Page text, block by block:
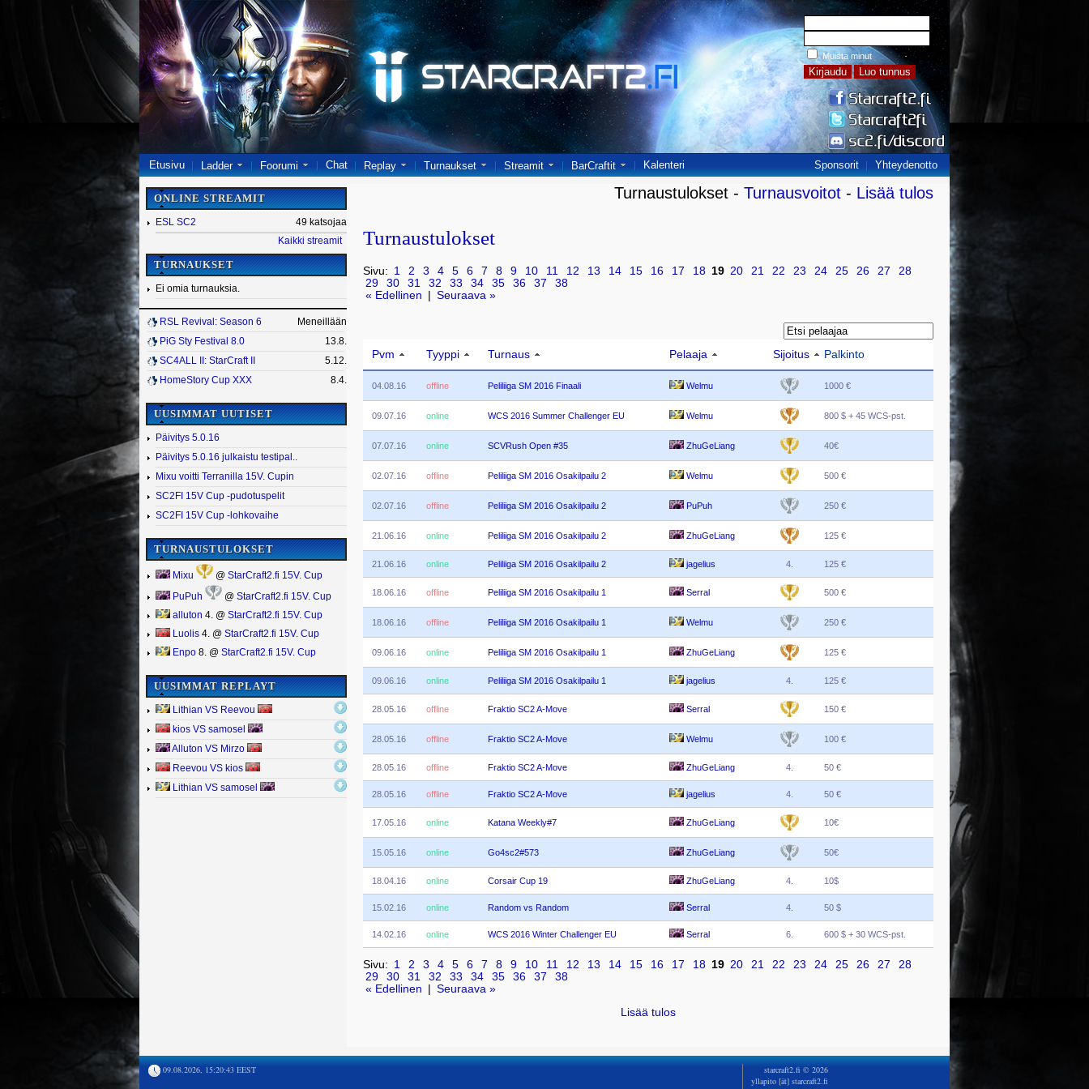
Muista minut
Etusivu Ladder Foorumi Chat Replay Turnaukset Streamit BarCraftit Kalenteri Sponsorit Yhteydenotto
ONLINE STREAMIT
ESL SC2
49 katsojaa
Kaikki streamit
TURNAUKSET
Ei omia turnauksia.
RSL Revival: Season 6
Meneillään
PiG Sty Festival 8.0
13.8.
SC4ALL II: StarCraft II
5.12.
HomeStory Cup XXX
8.4.
UUSIMMAT UUTISET
Päivitys 5.0.16
Päivitys 5.0.16 julkaistu testipal..
Mixu voitti Terranilla 15V. Cupin
SC2FI 15V Cup -pudotuspelit
SC2FI 15V Cup -lohkovaihe
TURNAUSTULOKSET
Mixu @ StarCraft2.fi 15V. Cup
PuPuh @ StarCraft2.fi 15V. Cup
alluton 4. @ StarCraft2.fi 15V. Cup
Luolis 4. @ StarCraft2.fi 15V. Cup
Enpo 8. @ StarCraft2.fi 15V. Cup
UUSIMMAT REPLAYT
Lithian VS Reevou
kios VS samosel
Alluton VS Mirzo
Reevou VS kios
Lithian VS samosel
Turnaustulokset - Turnausvoitot - Lisää tulos
Turnaustulokset
Sivu: 1 2 3 4 5 6 7 8 9 10 11 12 13 14 15 16 17 18 19 20 21 22 23 24 25 26 27
28
29
30 31 32 33 34 35 36 37
38
« Edellinen
Seuraava »
Pvm Tyyppi Turnaus Pelaaja Sijoitus Palkinto
04.08.16 offline Peliliiga SM 2016 Finaali Welmu 1000 €
09.07.16 online WCS 2016 Summer Challenger EU Welmu 800 $ + 45 WCS-pst.
07.07.16 online SCVRush Open #35 ZhuGeLiang 40€
02.07.16 offline Peliliiga SM 2016 Osakilpailu 2 Welmu 500 €
02.07.16 offline Peliliiga SM 2016 Osakilpailu 2 PuPuh 250 €
21.06.16 online Peliliiga SM 2016 Osakilpailu 2 ZhuGeLiang 125 €
21.06.16 online Peliliiga SM 2016 Osakilpailu 2 jagelius 4. 125 €
18.06.16 offline Peliliiga SM 2016 Osakilpailu 1 Serral 500 €
18.06.16 offline Peliliiga SM 2016 Osakilpailu 1 Welmu 250 €
09.06.16 online Peliliiga SM 2016 Osakilpailu 1 ZhuGeLiang 125 €
09.06.16 online Peliliiga SM 2016 Osakilpailu 1 jagelius 4. 125 €
28.05.16 offline Fraktio SC2 A-Move Serral 150 €
28.05.16 offline Fraktio SC2 A-Move Welmu 100 €
28.05.16 offline Fraktio SC2 A-Move ZhuGeLiang 4. 50 €
28.05.16 offline Fraktio SC2 A-Move jagelius 4. 50 €
17.05.16 online Katana Weekly#7 ZhuGeLiang 10€
15.05.16 online Go4sc2#573 ZhuGeLiang 50€
18.04.16 online Corsair Cup 19 ZhuGeLiang 4. 10$
15.02.16 online Random vs Random Serral 4. 50 $
14.02.16 online WCS 2016 Winter Challenger EU Serral 6. 600 $ + 30 WCS-pst.
Sivu: 1 2 3 4 5 6 7 8 9 10 11 12 13 14 15 16 17 18 19 20 21 22 23 24 25 26 27
28
29
30 31 32 33 34 35 36 37
38
« Edellinen
Seuraava »
Lisää tulos
09.08.2026, 15:20:43 EEST
starcraft2.fi © 2026
yllapito [ät] starcraft2.fi